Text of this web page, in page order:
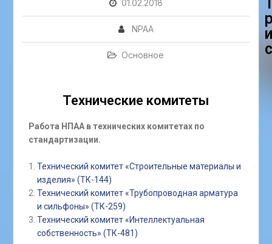
01.02.2018
NPAA
Основное
Технические комитеты
Работа НПАА в технических комитетах по
стандартизации.
Технический комитет «Строительные материалы и
изделия» (ТК-144)
Технический комитет «Трубопроводная арматура
и сильфоны» (ТК-259)
Технический комитет «Интеллектуальная
собственность» (ТК-481)